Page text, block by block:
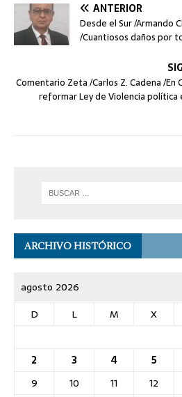
ANTERIOR
Desde el Sur /Armando
/Cuantiosos daños por
Comentario Zeta /Carlos Z. Cadena /En
reformar Ley de Violencia política
ARCHIVO HISTÓRICO
agosto 2026
D
L M X
2
3 4 5
9
10 11 12